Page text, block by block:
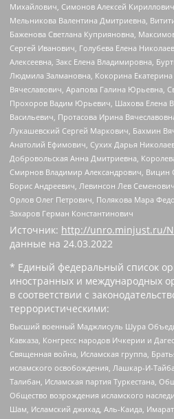
Михайлович, Симонов Алексей
Мельникова Валентина Дмитриевна,
Баженова Светлана Куприяновна,
Сергей Иванович, Голубева Елена
Алексеевна, Закс Елена Владимировна,
Людмила Залмановна, Кокорина
Вячеславович, Арапова Галина Юрьевна,
Прохоров Вадим Юрьевич, Шахова Елена
Васильевич, Протасова Ирина
Лукашевский Сергей Маркович, Бахмин
Анатолий Ефимович, Сухих Дарья
Добровольская Анна Дмитриевна,
Смирнов Владимир Александрович, Вицин
Борис Андреевич, Левинсон Лев
Орлов Олег Петрович, Полякова Мара
Захаров Герман Константинович
Источник: http://unro.minjust.ru/
данные на 24.03.2022
* Единый федеральный список
иностранных и международных
в соответствии с
террористическими:
Высший военный Маджлисуль Шура
Кавказа, Конгресс народов Ичкерии и
Священная война, Исламская группа,
исламского освобождения, Лашкар-И-
Талибан, Исламская партия Туркестана,
Общество возрождения исламского
Шам, Исламский джихад, Аль-Каида,